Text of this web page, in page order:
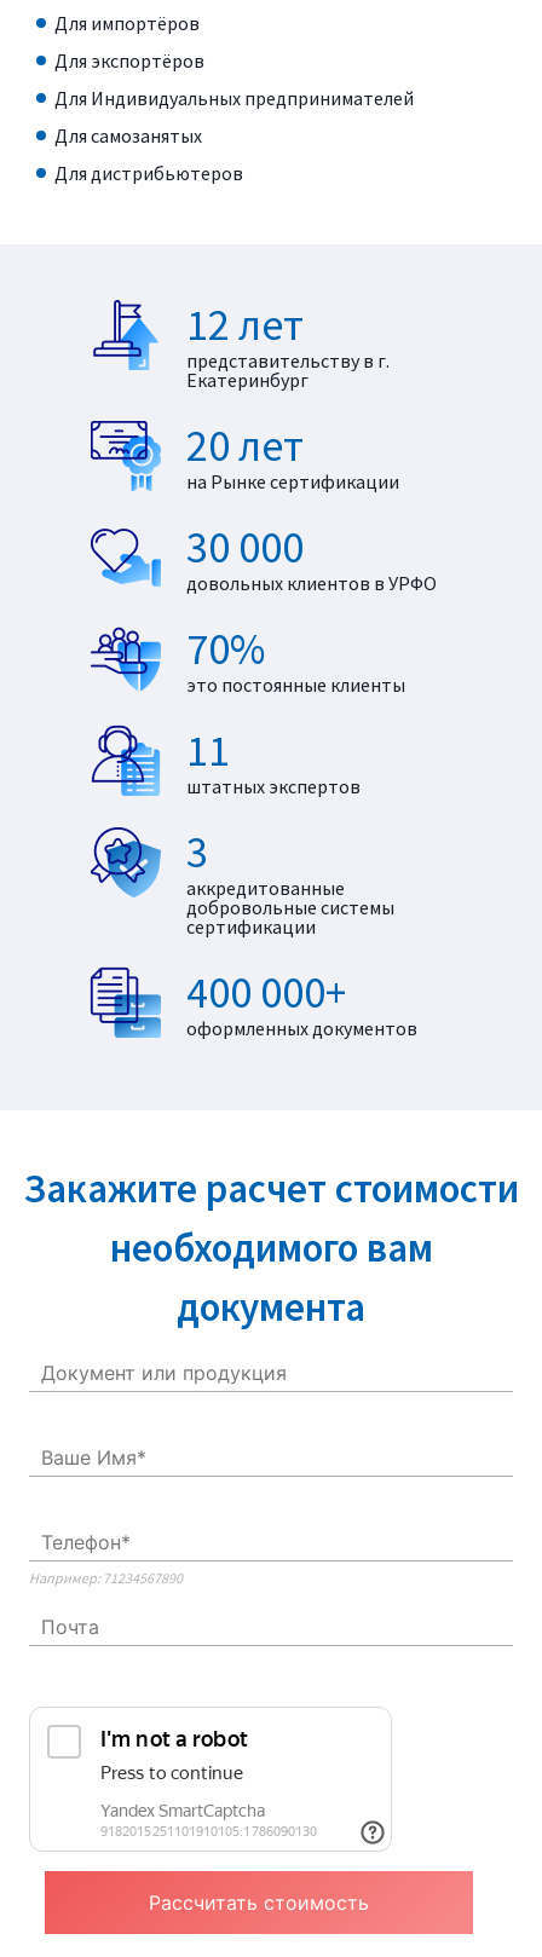
Для импортёров
Для экспортёров
Для Индивидуальных предпринимателей
Для самозанятых
Для дистрибьютеров
12 лет
представительству в г.
Екатеринбург
20 лет
на Рынке сертификации
30 000
довольных клиентов в УРФО
70%
это постоянные клиенты
11
штатных экспертов
3
аккредитованные
добровольные системы
сертификации
400 000+
оформленных документов
Закажите расчет стоимости
необходимого вам
документа
Например: 71234567890